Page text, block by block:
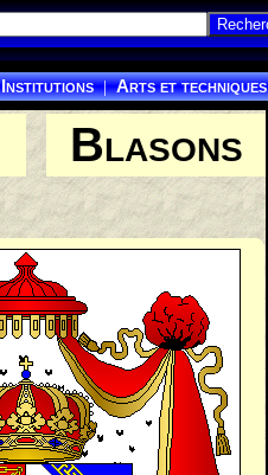
Institutions | Arts et techniques
Blasons